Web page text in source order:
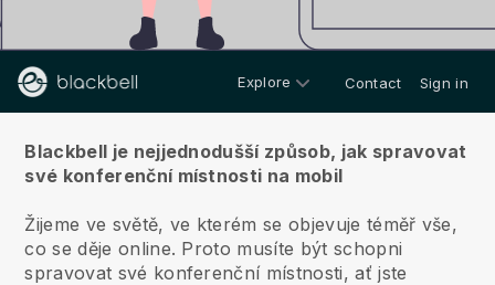
Explore Contact Sign in
Blackbell je nejjednodušší způsob, jak spravovat
své konferenční místnosti na mobil
Žijeme ve světě, ve kterém se objevuje téměř vše,
co se děje online. Proto musíte být schopni
spravovat své konferenční místnosti, ať jste